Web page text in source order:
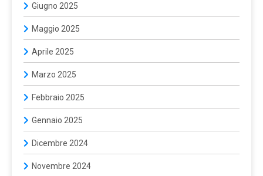
Giugno 2025
Maggio 2025
Aprile 2025
Marzo 2025
Febbraio 2025
Gennaio 2025
Dicembre 2024
Novembre 2024